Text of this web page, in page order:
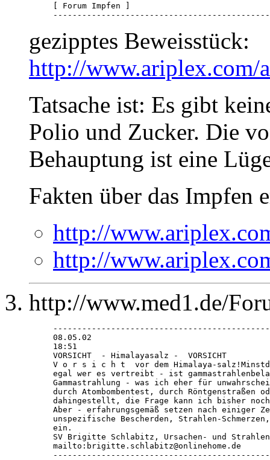
[ Forum Impfen ]
gezipptes Beweisstück:
http://www.ariplex.com/
Tatsache ist: Es gibt
Polio und Zucker. Die
Behauptung ist eine
Fakten über das Impfen
http://
http://
http://www.med1.de/
08.05.02
18:51
VORSICHT  - Himalayasalz -  VORSICHT
V o r s i c h t  vor dem Himalaya-
egal wer es vertreibt - ist
Gammastrahlung - was ich eher für
durch Atombombentest, durch
dahingestellt, die Frage kann ich bisher
Aber - erfahrungsgemäß setzen nach
unspezifische Bescherden, Strahlen-
ein.
SV Brigitte Schlabitz, Ursachen- und
mailto:brigitte.schlabitz@onlinehome.de